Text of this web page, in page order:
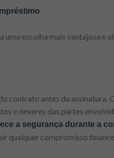
escolha mais vantajosa e
contrato antes da assinatura.
e deveres das partes
a segurança durante a
qualquer compromisso